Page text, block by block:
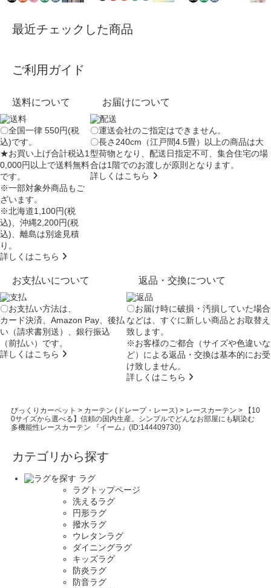
最近チェックした商品
ご利用ガイド
送料について
〇全国一律 550円(税
込)です。
★お買い上げ合計税込1
0,000円以上で送料無料
です。
※一部対象外商品もご
ざいます。
※北海道1,100円(税
込)、沖縄2,200円(税
込)、離島は別途見積
り。
詳しくはこちら
お届けについて
〇運送会社のご指定はできません。
〇長さ240cm（江戸間4.5畳）以上の商品は大
型荷物となり、配送日指定不可、集合住宅の場
合は1階でのお渡しが原則となります。
詳しくはこちら
お支払いについて
〇お支払い方法は、
カード決済、Amazon Pay、後払
い（請求書別送）、銀行振込
（前払い）です。
詳しくはこちら
返品・交換について
〇お届け時に破損・汚損していた場合
などは、すぐに新しい商品とお取替え
致します。
※お客様のご都合（サイズや色違いな
ど）による返品・交換は基本的にお受
け致しません。
詳しくはこちら
びっくりカーペット > カーテン (ドレープ・レース)> レースカーテン >
【10
0サイズから選べる】信頼の国内生産。シンプルでどんなお部屋にも馴染む
多機能性レースカーテン 『イーム』(ID:144409730)
カテゴリから探す
ラグ
ラグトップページ
洗えるラグ
円形ラグ
撥水ラグ
ウレタンラグ
ダイニングラグ
キッズラグ
防炎ラグ
防音ラグ